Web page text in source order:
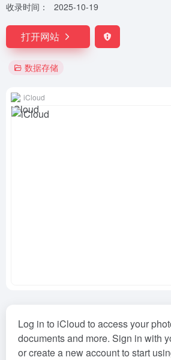
收录时间：
2025-10-19
打开网站
数据存储
iCloud
Log in to iCloud to access your
documents and more. Sign in with
or create a new account to start